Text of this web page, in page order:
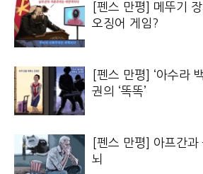
[펜스 만평] 메뚜기
오징어 게임?
[펜스 만평] ‘아수라
권의 ‘똑똑’
[펜스 만평] 아프간
뇌